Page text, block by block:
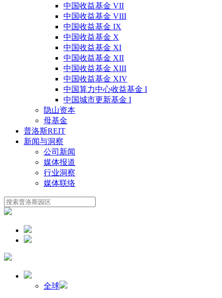
中国收益基金 VII
中国收益基金 VIII
中国收益基金 IX
中国收益基金 X
中国收益基金 XI
中国收益基金 XII
中国收益基金 XIII
中国收益基金 XIV
中国算力中心收益基金 I
中国城市更新基金 I
隐山资本
母基金
普洛斯REIT
新闻与洞察
公司新闻
媒体报道
行业洞察
媒体联络
全球